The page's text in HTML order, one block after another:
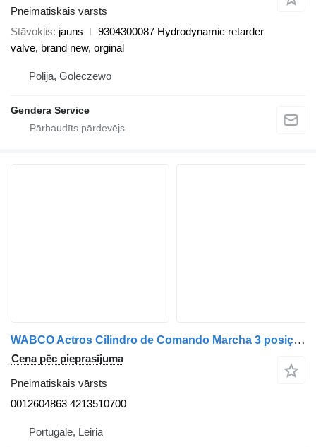
Pneimatiskais vārsts
Stāvoklis jauns
9304300087 Hydrodynamic retarder
valve, brand new, orginal
Polija, Goleczewo
Gendera Service
WABCO Actros Cilindro de Comando Marcha 3 posições Caixa Veloc. AMT 0012604863 pneimatiskais vārsts paredzēts Mercedes-Benz Actros kravas automašīnas
Cena pēc pieprasījuma
Pneimatiskais vārsts
0012604863 4213510700
Portugāle, Leiria